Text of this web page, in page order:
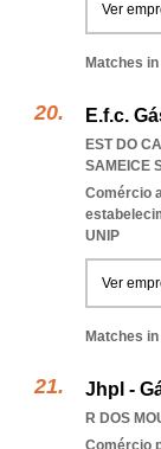
Ver
Matches
E.f.c.
EST DO
SAMEICE
Comércio
UNIP
Ver
Matches
Jhpl -
R DOS
Comércio